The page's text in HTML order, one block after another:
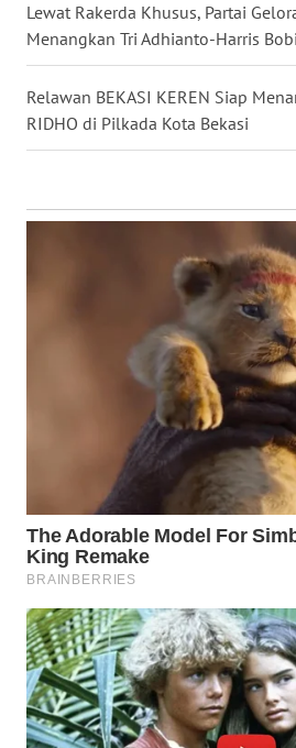
Lewat Rakerda Khusus, Partai
Menangkan Tri Adhianto-Harris
Relawan BEKASI KEREN Siap
RIDHO di Pilkada Kota Bekasi
WN
MALUT
WN
DAIRI
WN
TAPANULI
WN
TANJUNG
LESUNG
WN
KARO